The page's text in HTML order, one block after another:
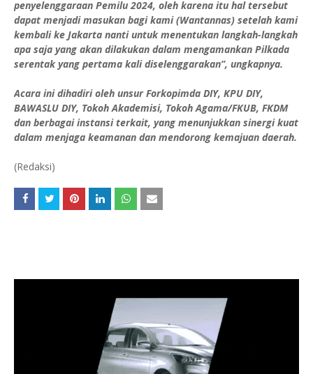
penyelenggaraan Pemilu 2024, oleh karena itu hal tersebut
dapat menjadi masukan bagi kami (Wantannas) setelah kami
kembali ke Jakarta nanti untuk menentukan langkah-langkah
apa saja yang akan dilakukan dalam mengamankan Pilkada
serentak yang pertama kali diselenggarakan”, ungkapnya.
Acara ini dihadiri oleh unsur Forkopimda DIY, KPU DIY,
BAWASLU DIY, Tokoh Akademisi, Tokoh Agama/FKUB, FKDM
dan berbagai instansi terkait, yang menunjukkan sinergi kuat
dalam menjaga keamanan dan mendorong kemajuan daerah.
(Redaksi)